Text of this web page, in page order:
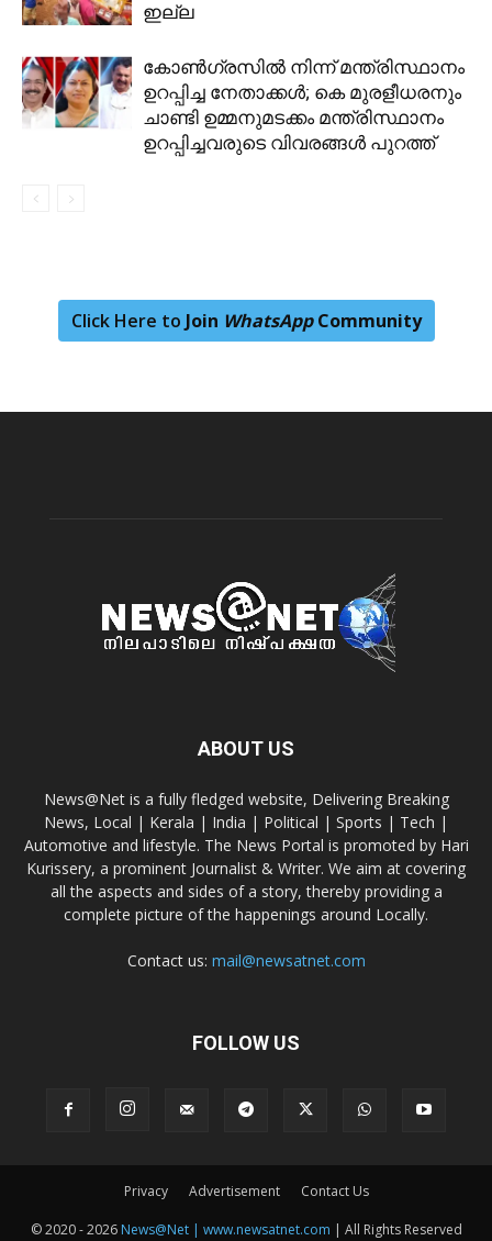
ഇല്ല
കോൺ​ഗ്രസിൽ നിന്ന് മന്ത്രിസ്ഥാനം
ഉറപ്പിച്ച നേതാക്കൾ; കെ മുരളീധരനും
ചാണ്ടി ഉമ്മനുമടക്കം മന്ത്രിസ്ഥാനം
ഉറപ്പിച്ചവരുടെ വിവരങ്ങൾ പുറത്ത്
Click Here to Join WhatsAppCommunity
ABOUT US
News@Net is a fully fledged website, Delivering Breaking
News, Local | Kerala | India | Political | Sports | Tech |
Automotive and lifestyle. The News Portal is promoted by Hari
Kurissery, a prominent Journalist & Writer. We aim at covering
all the aspects and sides of a story, thereby providing a
complete picture of the happenings around Locally.
Contact us: mail@newsatnet.com
FOLLOW US
Privacy Advertisement Contact Us
© 2020 - 2026 News@Net | www.newsatnet.com | All Rights Reserved